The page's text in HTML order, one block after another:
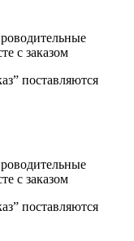
с заказом
поставляются
с заказом
поставляются